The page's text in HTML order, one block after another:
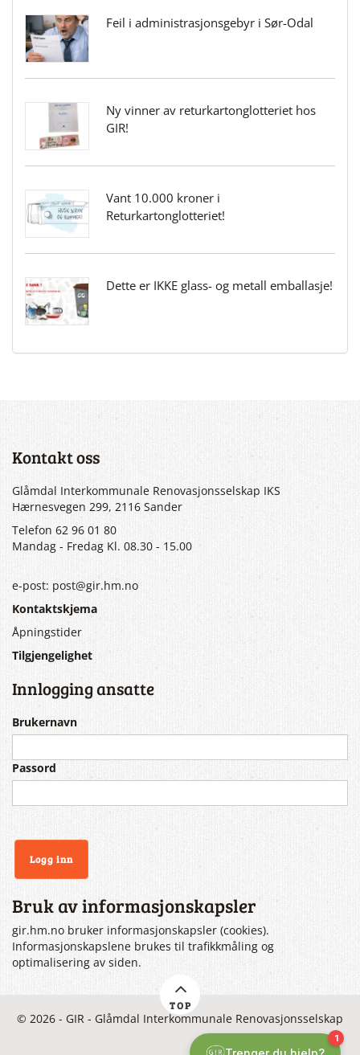
Feil i administrasjonsgebyr i Sør-Odal
Ny vinner av returkartonglotteriet hos
GIR!
Vant 10.000 kroner i
Returkartonglotteriet!
Dette er IKKE glass- og metall emballasje!
Kontakt oss
Glåmdal Interkommunale Renovasjonsselskap IKS
Hærnesvegen 299, 2116 Sander
Telefon 62 96 01 80
Mandag - Fredag Kl. 08.30 - 15.00
e-post: post@gir.hm.no
Kontaktskjema
Åpningstider
Tilgjengelighet
Innlogging ansatte
Brukernavn
Passord
Bruk av informasjonskapsler
gir.hm.no bruker informasjonskapsler (cookies).
Informasjonskapslene brukes til trafikkmåling og
optimalisering av siden.
TOP
© 2026 - GIR - Glåmdal Interkommunale Renovasjonsselskap